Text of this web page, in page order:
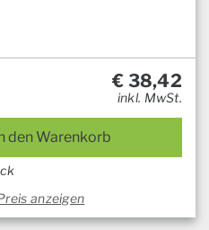
€ 38,42
inkl. MwSt.
den Warenkorb
anzeigen